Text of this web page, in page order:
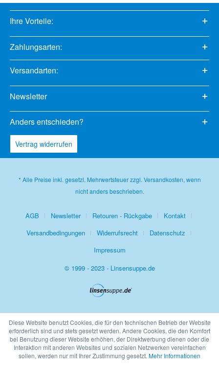
Ihre Vorteile:
Zahlungsarten:
Versandarten:
Newsletter
Anders entschieden?
Vertrag widerrufen
* Alle Preise inkl. gesetzl. Mehrwertsteuer zzgl. Versandkosten, wenn
nicht anders beschrieben.
AGB Newsletter Retouren - Rückgabe
Kontakt
Versandbedingungen
Widerrufsrecht
Datenschutz
Impressum
© 1999 - 2023 - Linsensuppe.de
Diese Website benutzt Cookies, die für den technischen Betrieb der Website
erforderlich sind und stets gesetzt werden. Andere Cookies, die den Komfort
bei Benutzung dieser Website erhöhen, der Direktwerbung dienen oder die
Interaktion mit anderen Websites und sozialen Netzwerken vereinfachen
sollen, werden nur mit Ihrer Zustimmung gesetzt. Mehr Informationen